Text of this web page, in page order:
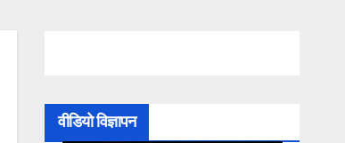
वीडियो विज्ञापन